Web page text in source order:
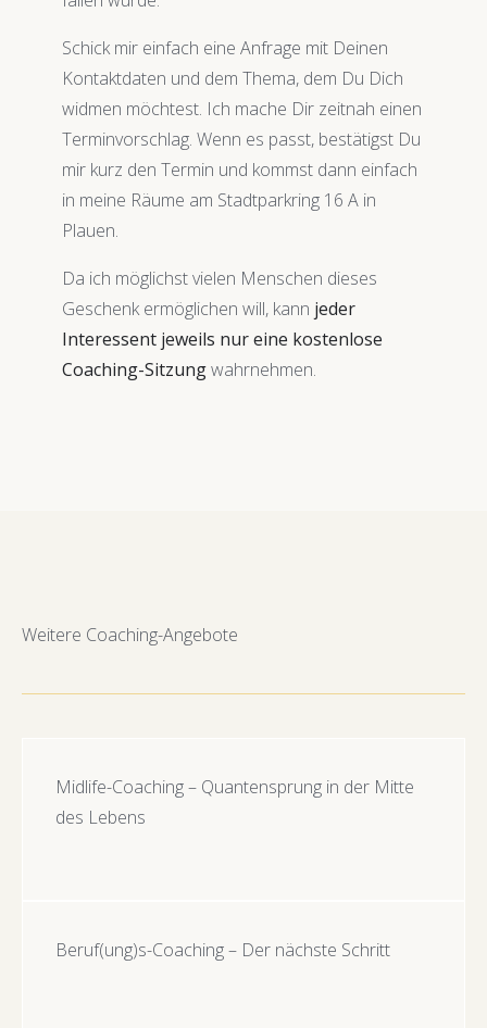
Schick mir einfach eine Anfrage mit Deinen
Kontaktdaten und dem Thema, dem Du Dich
widmen möchtest. Ich mache Dir zeitnah einen
Terminvorschlag. Wenn es passt, bestätigst Du
mir kurz den Termin und kommst dann einfach
in meine Räume am Stadtparkring 16 A in
Plauen.
Da ich möglichst vielen Menschen dieses
Geschenk ermöglichen will, kann jeder
Interessent jeweils nur eine kostenlose
Coaching-Sitzungwahrnehmen.
Weitere Coaching-Angebote
Midlife-Coaching – Quantensprung in der Mitte
des Lebens
Beruf(ung)s-Coaching – Der nächste Schritt